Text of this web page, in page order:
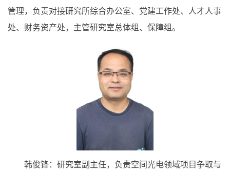
管理，负责对接研究所综合办公室、党建工作处、人才人事
处、财务资产处，主管研究室总体组、保障组。
韩俊锋：研究室副主任，负责空间光电领域项目争取与